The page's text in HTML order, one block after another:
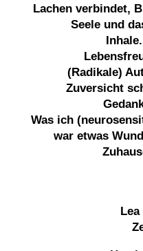
Lachen verbindet,
Seele und
(Radikale)
Zuversicht
Was ich (
war etwas